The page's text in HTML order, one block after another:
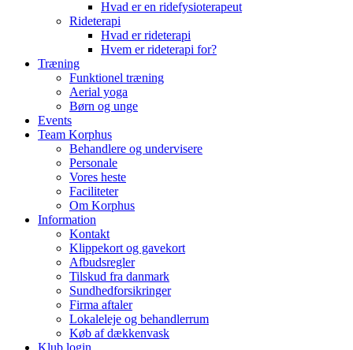
Hvad er en ridefysioterapeut
Rideterapi
Hvad er rideterapi
Hvem er rideterapi for?
Træning
Funktionel træning
Aerial yoga
Børn og unge
Events
Team Korphus
Behandlere og undervisere
Personale
Vores heste
Faciliteter
Om Korphus
Information
Kontakt
Klippekort og gavekort
Afbudsregler
Tilskud fra danmark
Sundhedforsikringer
Firma aftaler
Lokaleleje og behandlerrum
Køb af dækkenvask